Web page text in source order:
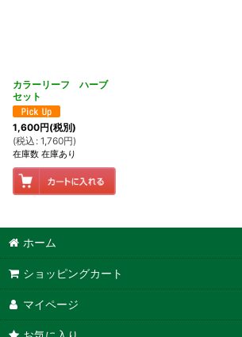
カラーリーフ ハーブ
セット
1,600円(税別)
(税込 : 1,760円)
在庫数 在庫あり
ホーム
ショッピングカート
マイページ